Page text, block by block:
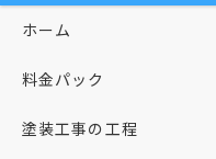
ホーム
料金パック
塗装工事の工程